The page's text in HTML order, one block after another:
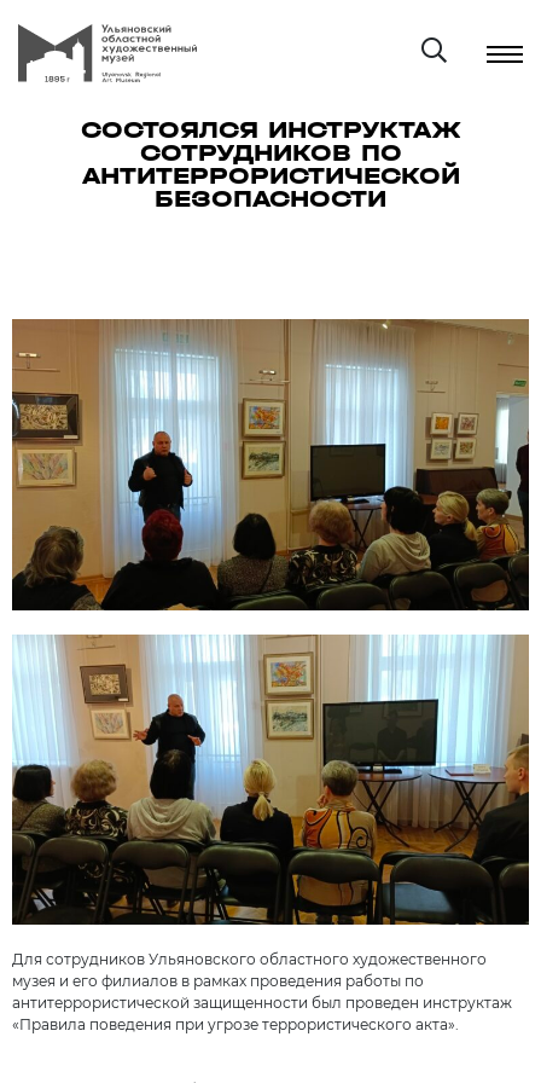
СОСТОЯЛСЯ ИНСТРУКТАЖ
СОТРУДНИКОВ ПО
АНТИТЕРРОРИСТИЧЕСКОЙ
БЕЗОПАСНОСТИ
Для сотрудников Ульяновского областного художественного
музея и его филиалов в рамках проведения работы по
антитеррористической защищенности был проведен инструктаж
«Правила поведения при угрозе террористического акта».